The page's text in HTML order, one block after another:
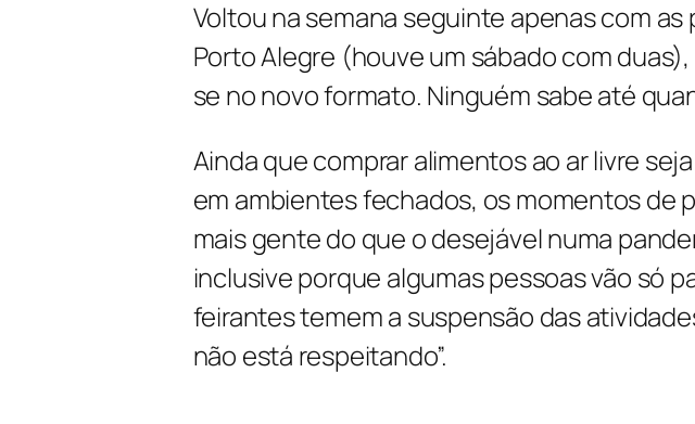
Voltou na semana seguinte apenas com as
Porto Alegre (houve um sábado com
se no novo formato. Ninguém sabe até
Ainda que comprar alimentos ao ar livre
em ambientes fechados, os momentos de
mais gente do que o desejável numa
inclusive porque algumas pessoas vão só
feirantes temem a suspensão das
não está respeitando”.